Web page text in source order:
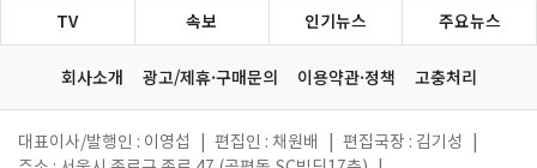
TV 속보 인기뉴스 주요뉴스
회사소개 광고/제휴·구매문의 이용약관·정책 고충처리
대표이사/발행인 : 이영섭 편집인 : 채원배 편집국장 : 김기성